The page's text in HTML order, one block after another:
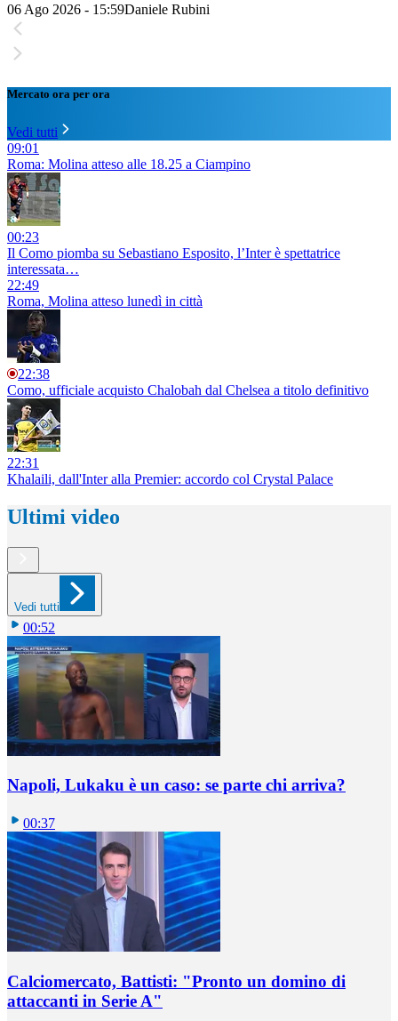
06 Ago 2026 - 15:59Daniele Rubini
Mercato ora per ora
Vedi tutti
09:01
Roma: Molina atteso alle 18.25 a Ciampino
00:23
Il Como piomba su Sebastiano Esposito, l’Inter è spettatrice
interessata…
22:49
Roma, Molina atteso lunedì in città
22:38
Como, ufficiale acquisto Chalobah dal Chelsea a titolo definitivo
22:31
Khalaili, dall'Inter alla Premier: accordo col Crystal Palace
Ultimi video
Vedi tutti
00:52
Napoli, Lukaku è un caso: se parte chi arriva?
00:37
Calciomercato, Battisti: "Pronto un domino di
attaccanti in Serie A"